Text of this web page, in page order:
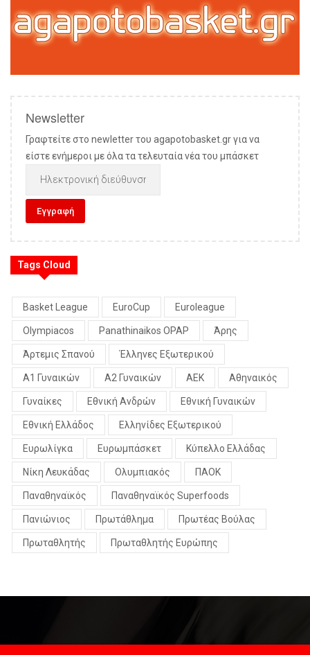
Newsletter
Γραφτείτε στο newletter του agapotobasket.gr για να
είστε ενήμεροι με όλα τα τελευταία νέα του μπάσκετ
Tags Cloud
Basket League EuroCup Euroleague
Olympiacos Panathinaikos OPAP Άρης
Άρτεμις Σπανού Έλληνες Εξωτερικού
Α1 Γυναικών Α2 Γυναικών ΑΕΚ Αθηναικός
Γυναίκες Εθνική Ανδρών Εθνική Γυναικών
Εθνική Ελλάδος Ελληνίδες Εξωτερικού
Ευρωλίγκα Ευρωμπάσκετ Κύπελλο Ελλάδας
Νίκη Λευκάδας Ολυμπιακός ΠΑΟΚ
Παναθηναϊκός Παναθηναϊκός Superfoods
Πανιώνιος Πρωτάθλημα Πρωτέας Βούλας
Πρωταθλητής Πρωταθλητής Ευρώπης